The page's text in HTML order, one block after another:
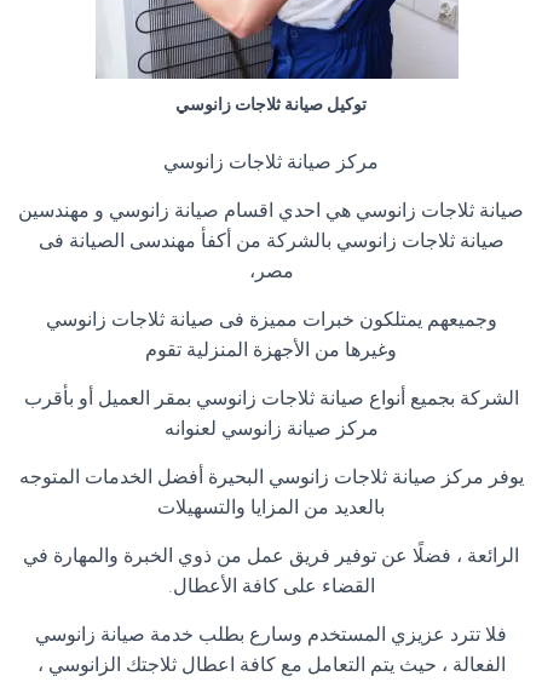
توكيل صيانة ثلاجات زانوسي
مركز صيانة ثلاجات زانوسي
صيانة ثلاجات زانوسي هي احدي اقسام صيانة زانوسي و مهندسين
صيانة ثلاجات زانوسي بالشركة من أكفأ مهندسى الصيانة فى
مصر،
وجميعهم يمتلكون خبرات مميزة فى صيانة ثلاجات زانوسي
وغيرها من الأجهزة المنزلية تقوم
الشركة بجميع أنواع صيانة ثلاجات زانوسي بمقر العميل أو بأقرب
مركز صيانة زانوسي لعنوانه
يوفر مركز صيانة ثلاجات زانوسي البحيرة أفضل الخدمات المتوجه
بالعديد من المزايا والتسهيلات
الرائعة ، فضلًا عن توفير فريق عمل من ذوي الخبرة والمهارة في
القضاء على كافة الأعطال.
فلا تترد عزيزي المستخدم وسارع بطلب خدمة صيانة زانوسي
الفعالة ، حيث يتم التعامل مع كافة اعطال ثلاجتك الزانوسي ،